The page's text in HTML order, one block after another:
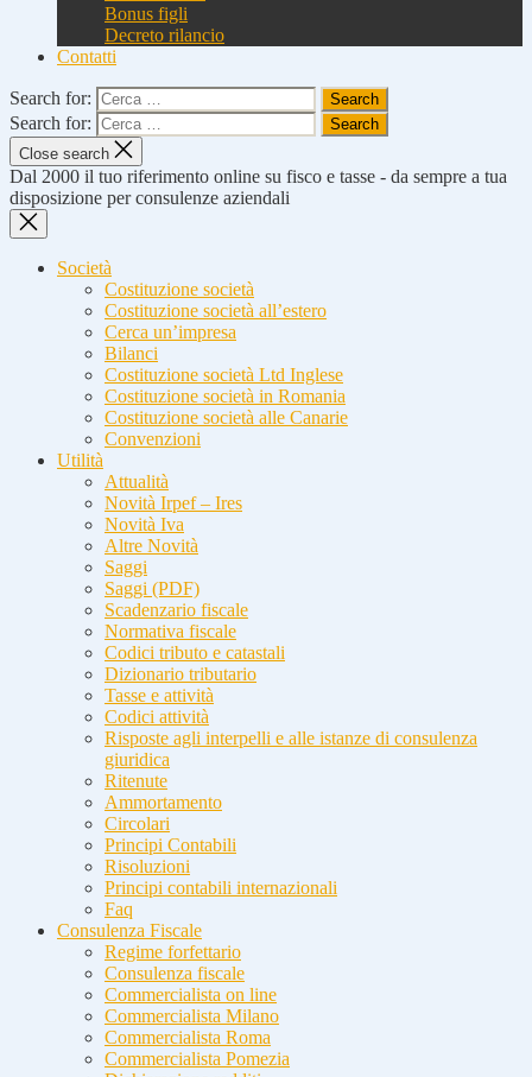
Bonus figli
Decreto rilancio
Contatti
Search for:
Search for:
Close search
Dal 2000 il tuo riferimento online su fisco e tasse - da sempre a tua
disposizione per consulenze aziendali
Società
Costituzione società
Costituzione società all’estero
Cerca un’impresa
Bilanci
Costituzione società Ltd Inglese
Costituzione società in Romania
Costituzione società alle Canarie
Convenzioni
Utilità
Attualità
Novità Irpef – Ires
Novità Iva
Altre Novità
Saggi
Saggi (PDF)
Scadenzario fiscale
Normativa fiscale
Codici tributo e catastali
Dizionario tributario
Tasse e attività
Codici attività
Risposte agli interpelli e alle istanze di consulenza
giuridica
Ritenute
Ammortamento
Circolari
Principi Contabili
Risoluzioni
Principi contabili internazionali
Faq
Consulenza Fiscale
Regime forfettario
Consulenza fiscale
Commercialista on line
Commercialista Milano
Commercialista Roma
Commercialista Pomezia